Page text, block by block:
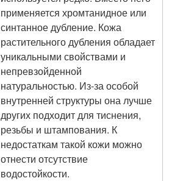
применяется хромтанидное или
синтанное дубление. Кожа
растительного дубления обладает
уникальными свойствами и
непревзойденной
натуральностью. Из-за особой
внутренней структуры она лучше
других подходит для тиснения,
резьбы и штампования. К
недостаткам такой кожи можно
отнести отсутствие
водостойкости.